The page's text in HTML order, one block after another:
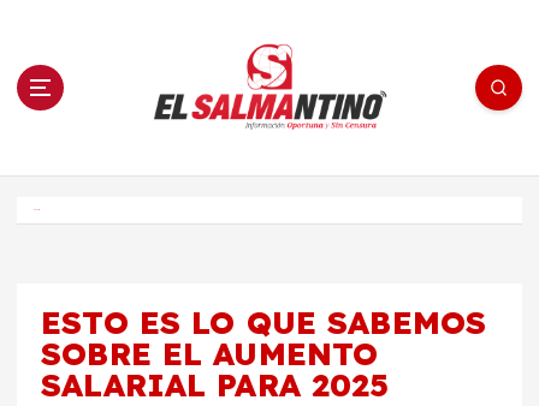
n El Salmantino - medios/noticias/editorial
ESTO ES LO QUE SABEMOS
SOBRE EL AUMENTO
SALARIAL PARA 2025